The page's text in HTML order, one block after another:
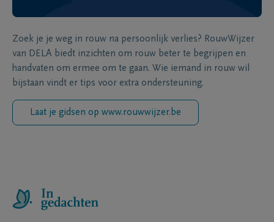
Zoek je je weg in rouw na persoonlijk verlies? RouwWijzer
van DELA biedt inzichten om rouw beter te begrijpen en
handvaten om ermee om te gaan. Wie iemand in rouw wil
bijstaan vindt er tips voor extra ondersteuning.
Laat je gidsen op www.rouwwijzer.be